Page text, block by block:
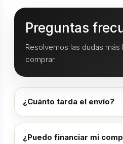
Preguntas
Resolvemos las dudas más
comprar.
¿Cuánto tarda el envío?
¿Puedo financiar mi